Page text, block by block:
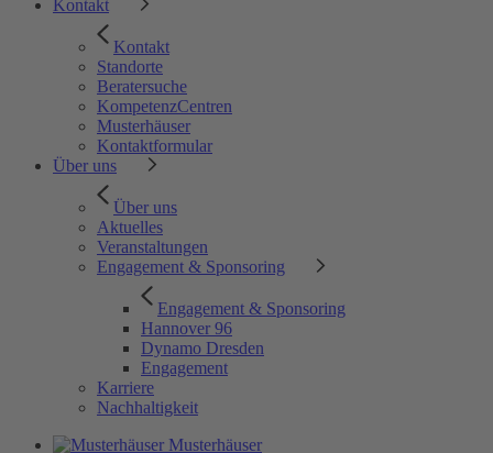
Kontakt
Kontakt
Standorte
Beratersuche
KompetenzCentren
Musterhäuser
Kontaktformular
Über uns
Über uns
Aktuelles
Veranstaltungen
Engagement & Sponsoring
Engagement & Sponsoring
Hannover 96
Dynamo Dresden
Engagement
Karriere
Nachhaltigkeit
Musterhäuser